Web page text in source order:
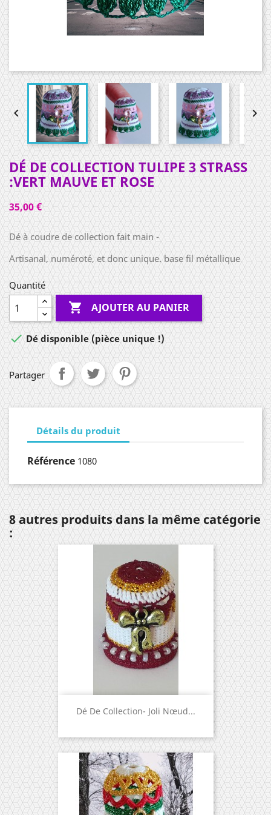
 
DÉ DE COLLECTION TULIPE 3 STRASS
:VERT MAUVE ET ROSE
35,00 €
Dé à coudre de collection fait main -
Artisanal, numéroté, et donc unique. base fil métallique
Quantité
 AJOUTER AU PANIER
Dé disponible (pièce unique !)
Partager
Détails du produit
Référence 1080
8 autres produits dans la même catégorie
:
Dé De Collection- Joli Nœud...